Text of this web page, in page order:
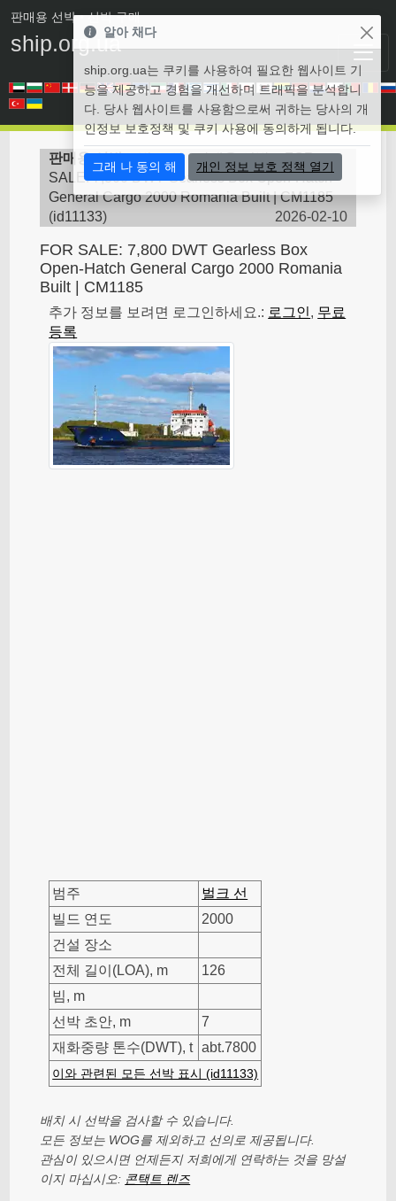
판매용 선박• 선박 구매
ship.org.ua
판매용 선박>벌크 선 - 판매용 선박>FOR
SALE: 7,800 DWT Gearless Box Open-Hatch
General Cargo 2000 Romania Built | CM1185
(id11133) 2026-02-10
FOR SALE: 7,800 DWT Gearless Box
Open-Hatch General Cargo 2000 Romania
Built | CM1185
추가 정보를 보려면 로그인하세요.: 로그인, 무료
등록
범주
벌크 선
빌드 연도
2000
건설 장소
전체 길이(LOA), m
126
빔, m
선박 초안, m
7
재화중량 톤수(DWT), t abt.7800
이와 관련된 모든 선박 표시 (id11133)
배치 시 선박을 검사할 수 있습니다.
모든 정보는 WOG를 제외하고 선의로 제공됩니다.
관심이 있으시면 언제든지 저희에게 연락하는 것을 망설
이지 마십시오: 콘택트 렌즈
알아 채다
ship.org.ua는 쿠키를 사용하여 필요한 웹사이트 기
능을 제공하고 경험을 개선하며 트래픽을 분석합니
다. 당사 웹사이트를 사용함으로써 귀하는 당사의 개
인정보 보호정책 및 쿠키 사용에 동의하게 됩니다.
그래 나 동의 해 개인 정보 보호 정책 열기